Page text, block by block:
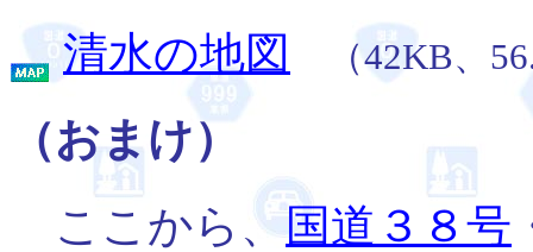
清水の地図 （42KB、
（おまけ）
ここから、国道３８号